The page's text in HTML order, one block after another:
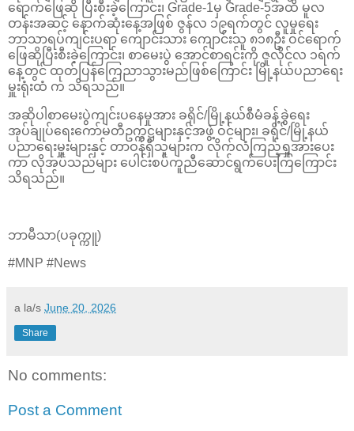
ရောက်ဖြေဆို ပြီးစီးခဲ့ကြောင်း၊ Grade-1မှ Grade-5အထိ မူလ
တန်းအဆင့် နောက်ဆုံးနေ့အဖြစ် ဇွန်လ ၁၉ရက်တွင် လူမှုရေး
ဘာသာရပ်ကျင်းပရာ ကျောင်းသား ကျောင်းသူ ၈၁၈ဦး ဝင်ရောက်
ဖြေဆိုပြီးစီးခဲ့ကြောင်း၊ စာမေးပွဲ အောင်စာရင်းကို ဇူလိုင်လ ၁ရက်
နေ့တွင် ထုတ်ပြန်ကြေညာသွားမည်ဖြစ်ကြောင်း မြို့နယ်ပညာရေး
မှူးရုံးထံ က သိရသည်။
အဆိုပါစာမေးပွဲကျင်းပနေမှုအား ခရိုင်/မြို့နယ်စီမံခန့်ခွဲရေး
အုပ်ချုပ်ရေးကော်မတီဥက္ကဋ္ဌများနှင့်အဖွဲ့ ဝင်များ၊ ခရိုင်/မြို့နယ်
ပညာရေးမှူးများနှင့် တာဝန်ရှိသူများက လိုက်လံကြည့်ရှုအားပေး
ကာ လိုအပ်သည်များ ပေါင်းစပ်ကူညီဆောင်ရွက်ပေးကြကြောင်း
သိရသည်။
ဘာမီသာ(ပခုက္ကူ)
#MNP #News
a la/s June 20, 2026
Share
No comments:
Post a Comment